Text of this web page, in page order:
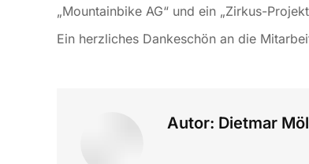
„Mountainbike AG“ und ein „Zirkus-
Ein herzliches Dankeschön an die
Autor: Dietmar